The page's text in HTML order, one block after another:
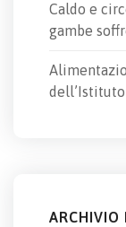
Caldo e
gambe
ARCHIVIO